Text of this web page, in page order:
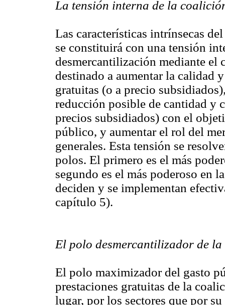
La tensión interna de la
Las características intrínsecas
se constituirá con una tensión
desmercantilización mediante
destinado a aumentar la calidad
gratuitas (o a precio
reducción posible de cantidad y
precios subsidiados) con el
público, y aumentar el rol del
generales. Esta tensión se
polos. El primero es el más
segundo es el más poderoso en
deciden y se implementan
capítulo 5).
El polo desmercantilizador de
El polo maximizador del gasto
prestaciones gratuitas de la
lugar, por los sectores que por